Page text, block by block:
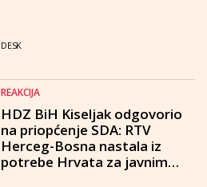
DESK
REAKCIJA
HDZ BiH Kiseljak odgovorio
na priopćenje SDA: RTV
Herceg-Bosna nastala iz
potrebe Hrvata za javnim